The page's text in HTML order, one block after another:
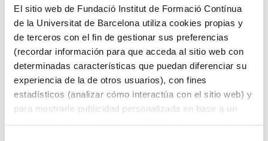
El sitio web de Fundació Institut de Formació Contínua
de la Universitat de Barcelona utiliza cookies propias y
de terceros con el fin de gestionar sus preferencias
(recordar información para que acceda al sitio web con
determinadas características que puedan diferenciar su
experiencia de la de otros usuarios), con fines
estadísticos (analizar cómo interactúa con el sitio web) y
para mostrarle publicidad personalizada en base a un
Actividad Física y Ciencias del Deporte
Microcredenciales
Cómo matricularse
Estudiar y vivir en Barcelona
Preguntas frecuentes
Qué opinan nuestros alumnos
Metodología IL3-UB
10 motivos por los que estudiar en IL3-UB
Tu carrera profesional
¿Qué es Talent HUB?